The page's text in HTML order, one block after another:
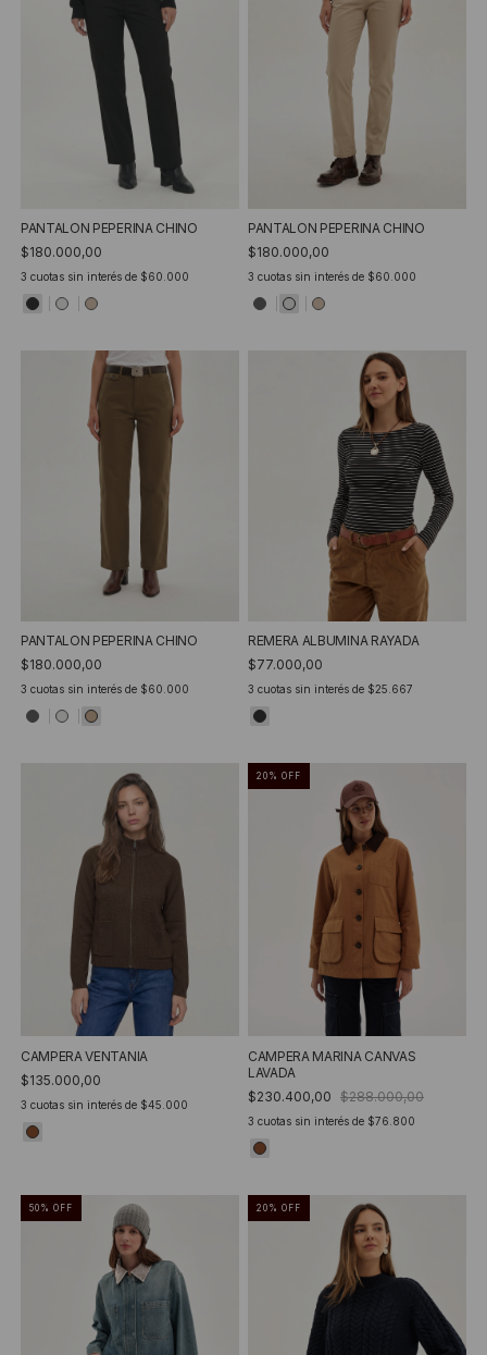
PANTALON PEPERINA CHINO
$180.000,00
3 cuotas sin interés de $60.000
PANTALON PEPERINA CHINO
$180.000,00
3 cuotas sin interés de $60.000
PANTALON PEPERINA CHINO
$180.000,00
3 cuotas sin interés de $60.000
REMERA ALBUMINA RAYADA
$77.000,00
3 cuotas sin interés de $25.667
CAMPERA VENTANIA
$135.000,00
3 cuotas sin interés de $45.000
20 % OFF
CAMPERA MARINA CANVAS
LAVADA
$230.400,00 $288.000,00
3 cuotas sin interés de $76.800
50 % OFF 20 % OFF